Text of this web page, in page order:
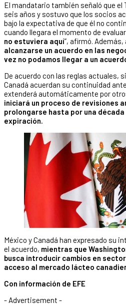
El mandatario también señaló que el
seis años y sostuvo que los socios
bajo la expectativa de que él no
cuando llegara el momento de
no estuviera aquí”, afirmó.
alcanzarse un acuerdo en las
vez no podamos llegar a un
De acuerdo con las reglas actuales,
Canadá acuerdan su continuidad
extenderá automáticamente por
iniciará un proceso de revisiones
prolongarse hasta por una
expiración.
México y Canadá han expresado su
el acuerdo, mientras que
busca introducir cambios en
acceso al mercado lácteo
Con información de EFE
- Advertisement -